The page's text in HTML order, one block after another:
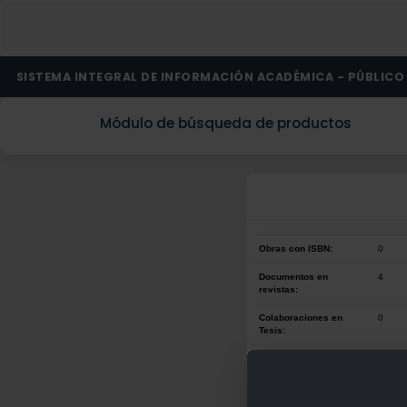
SISTEMA INTEGRAL DE INFORMACIÓN ACADÉMICA - PÚBLICO
Módulo de búsqueda de productos
Obras con ISBN: 0
Documentos en
revistas:
4
Colaboraciones en
Tesis:
0